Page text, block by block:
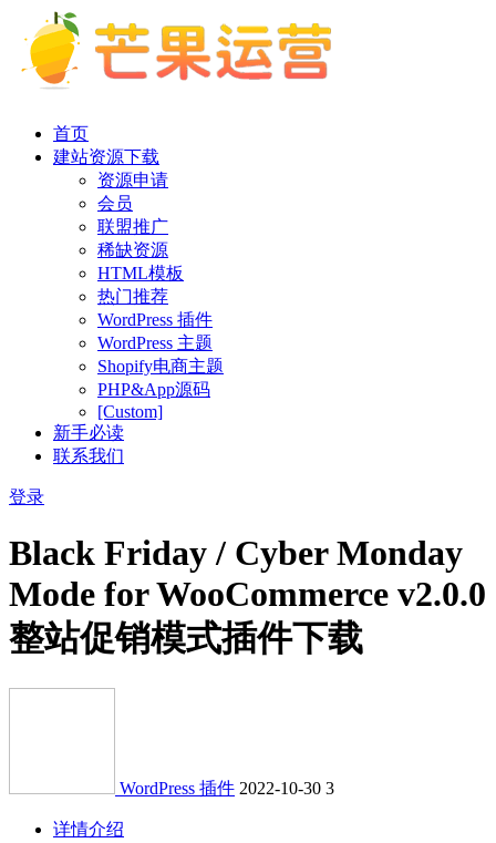
首页
建站资源下载
资源申请
会员
联盟推广
稀缺资源
HTML模板
热门推荐
WordPress 插件
WordPress 主题
Shopify电商主题
PHP&App源码
[Custom]
新手必读
联系我们
登录
Black Friday / Cyber Monday
Mode for WooCommerce v2.0.0
整站促销模式插件下载
WordPress 插件 2022-10-30 3
详情介绍